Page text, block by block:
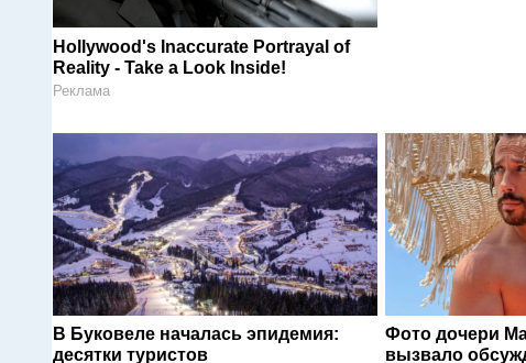
Hollywood's Inaccurate Portrayal of
Reality - Take a Look Inside!
Реклама
В Буковеле началась эпидемия:
десятки туристов
Фото дочери
вызвало